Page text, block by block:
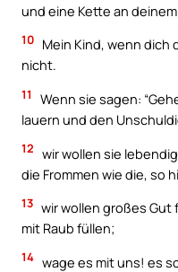
und eine Kette an deinem
10 Mein Kind, wenn dich
nicht.
11
Wenn sie sagen:
lauern und den
12 wir wollen sie
die Frommen wie die, so
13 wir wollen großes Gut
mit Raub füllen;
14 wage es mit uns! es